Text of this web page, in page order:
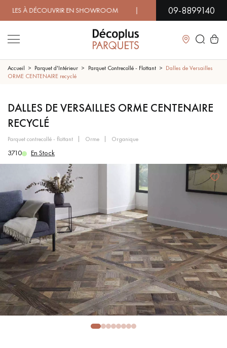
EN SHOWROOM | DISPONIBILITÉ09-8899140
Fermer
PARQUET MASSIF
SOL PLAQUÉ BOIS VERITABLES
TRADITIONNELS
PARQUET EN BOIS EXOTIQUE PARQUET VERNIS
PARQUET HUILÉ PARQUET EN BOIS BRUT
PARQUET VIEILLI PARQUET EN CHÊNE FUMÉ
PARQUET LAMES LARGES XXL PARQUET EN CHÊNE
ACCESSOIRES PARQUET
D'INTÉRIEUR
Accueil Parquet d'Intérieur Parquet Contrecollé - Flottant
Dalles de Versailles
ORME CENTENAIRE recyclé
DALLES DE VERSAILLES ORME CENTENAIRE
RECYCLÉ
parquet contrecollé - flottant orme organique
3710 En Stock